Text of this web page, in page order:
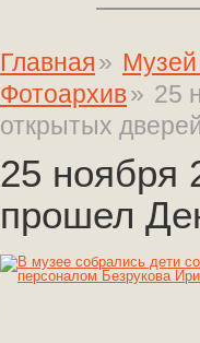
Главная»
Фотоархив» 25
открытых
25 ноября
прошел